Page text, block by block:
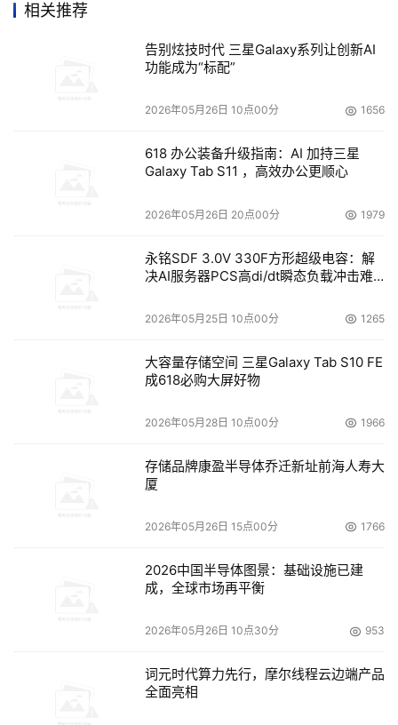
相关推荐
告别炫技时代 三星Galaxy系列让创新AI
功能成为“标配”
2026年05月26日 10点00分 1656
618 办公装备升级指南：AI 加持三星
Galaxy Tab S11 ，高效办公更顺心
2026年05月26日 20点00分 1979
永铭SDF 3.0V 330F方形超级电容：解
决AI服务器PCS高di/dt瞬态负载冲击难
2026年05月25日 10点00分 1265
大容量存储空间 三星Galaxy Tab S10 FE
成618必购大屏好物
2026年05月28日 10点00分 1966
存储品牌康盈半导体乔迁新址前海人寿大
厦
2026年05月26日 15点00分 1766
2026中国半导体图景：基础设施已建
成，全球市场再平衡
2026年05月26日 10点30分 953
词元时代算力先行，摩尔线程云边端产品
全面亮相